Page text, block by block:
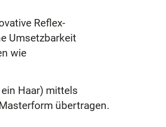
Reflex-
Umsetzbarkeit
wie
Haar) mittels
übertragen.